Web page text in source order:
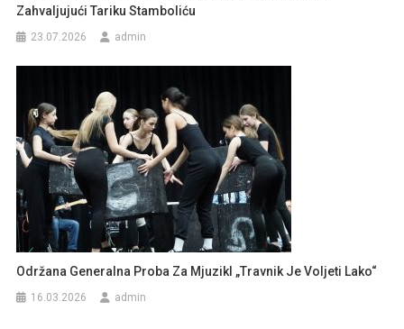
Zahvaljujući Tariku Stamboliću
23.07.2026 admin
Održana Generalna Proba Za Mjuzikl „Travnik Je Voljeti Lako“
16.03.2026 admin